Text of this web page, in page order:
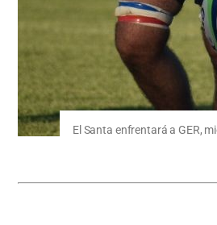
El Santa enfrentará a GER,